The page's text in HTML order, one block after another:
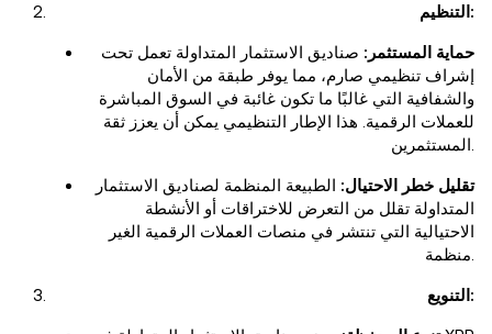
التنظيم:
حماية المستثمر: صناديق الاستثمار المتداولة تعمل تحت
إشراف تنظيمي صارم، مما يوفر طبقة من الأمان
والشفافية التي غالبًا ما تكون غائبة في السوق المباشرة
للعملات الرقمية. هذا الإطار التنظيمي يمكن أن يعزز ثقة
تقليل خطر الاحتيال: الطبيعة المنظمة لصناديق الاستثمار
المتداولة تقلل من التعرض للاختراقات أو الأنشطة
الاحتيالية التي تنتشر في منصات العملات الرقمية الغير
التنويع: